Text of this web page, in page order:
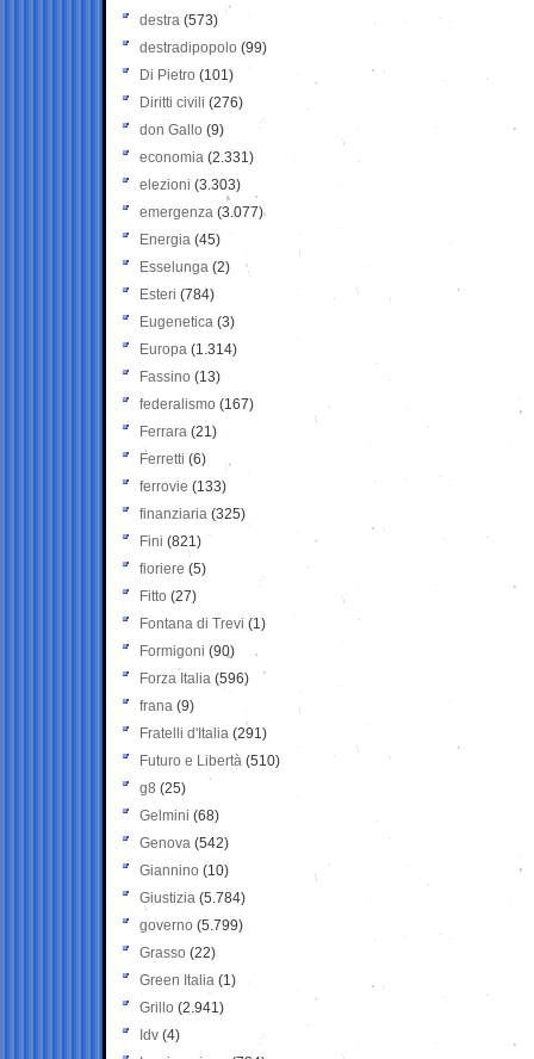
destra (573)
destradipopolo (99)
Di Pietro (101)
Diritti civili (276)
don Gallo (9)
economia (2.331)
elezioni (3.303)
emergenza (3.077)
Energia (45)
Esselunga (2)
Esteri (784)
Eugenetica (3)
Europa (1.314)
Fassino (13)
federalismo (167)
Ferrara (21)
Ferretti (6)
ferrovie (133)
finanziaria (325)
Fini (821)
fioriere (5)
Fitto (27)
Fontana di Trevi (1)
Formigoni (90)
Forza Italia (596)
frana (9)
Fratelli d'Italia (291)
Futuro e Libertà (510)
g8 (25)
Gelmini (68)
Genova (542)
Giannino (10)
Giustizia (5.784)
governo (5.799)
Grasso (22)
Green Italia (1)
Grillo (2.941)
Idv (4)